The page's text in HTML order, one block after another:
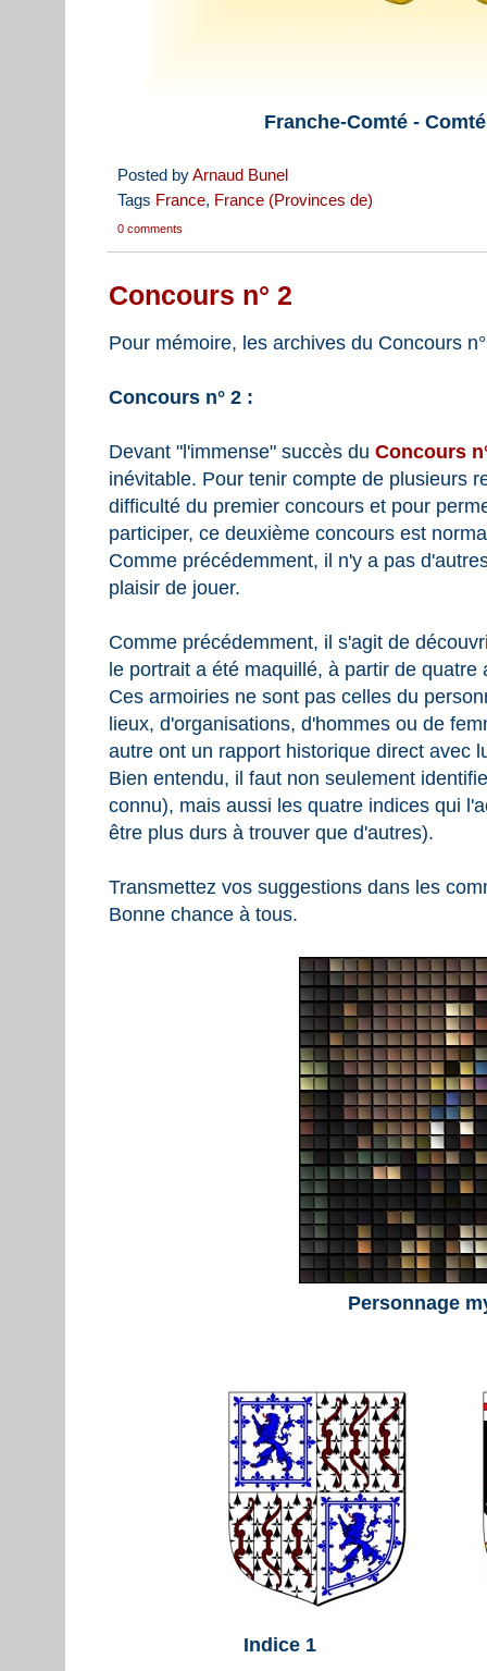
Franche-Comté -
Posted byArnaud Bunel
Tags France, France (Provinces de)
0 comments
Concours n° 2
Pour mémoire, les archives du Concours
Concours n° 2 :
Devant "l'immense" succès du Concours
inévitable. Pour tenir compte de plusieurs
difficulté du premier concours et pour
participer, ce deuxième concours est
Comme précédemment, il n'y a pas
plaisir de jouer.
Comme précédemment, il s'agit de
le portrait a été maquillé, à partir de
Ces armoiries ne sont pas celles du
lieux, d'organisations, d'hommes ou de
autre ont un rapport historique direct avec
Bien entendu, il faut non seulement
connu), mais aussi les quatre indices qui
être plus durs à trouver que d'autres).
Transmettez vos suggestions dans les
Bonne chance à tous.
Personnage
Indice 1